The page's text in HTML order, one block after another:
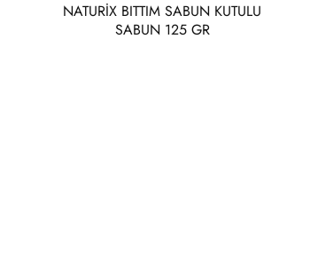
NATURİX BITTIM SABUN KUTULU
SABUN 125 GR